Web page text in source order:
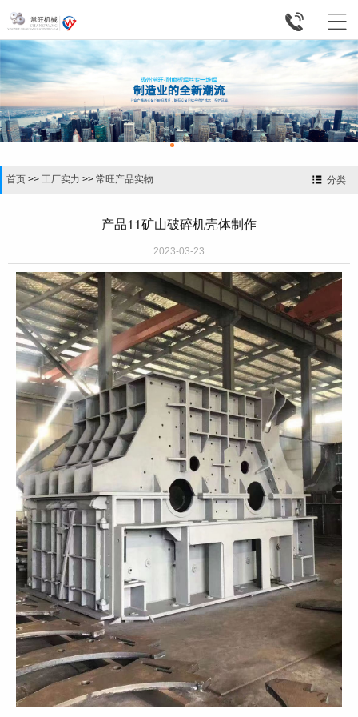


分类
首页 >> 工厂实力 >> 常旺产品实物
产品11矿山破碎机壳体制作
2023-03-23